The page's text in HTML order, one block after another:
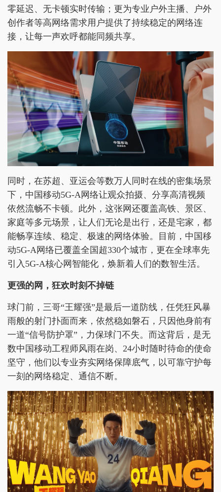
零延迟、无卡顿实时传输；更为专业户外主播、户外
创作者等高网络需求用户提供了持续稳定的网络连
接，让每一声欢呼都能同频共享。
同时，在苏超、亚运会等数万人同时在线的密集场景
下，中国移动5G-A网络让观众拍摄、分享高清视频
依然流畅不卡顿。此外，这张网还覆盖高铁、景区、
家庭等多元场景，让人们无论是出行，还是宅家，都
能畅享连续、稳定、极速的网络体验。目前，中国移
动5G-A网络已覆盖全国超330个城市，更在全球率先
引入5G-A核心网智能化，焕新着人们的数智生活。
更强的网，狂欢时刻不掉链
球门前，三哥“王耀强”是最后一道防线，任凭狂风暴
雨般的射门扑面而来，依然稳如磐石，只因他身前有
一道“信号防护罩”，力保球门不失。而这背后，是无
数中国移动工程师风雨在岗、24小时随时待命的使命
坚守，他们以专业夯实网络保障底气，以可靠守护每
一刻的网络稳定、通信不断。